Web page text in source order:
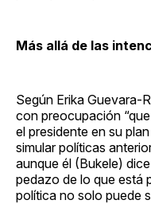
Más allá de las
Según Erika Guevara-
con preocupación
el presidente en su
simular políticas
aunque él (Bukele)
pedazo de lo que está
política no solo puede